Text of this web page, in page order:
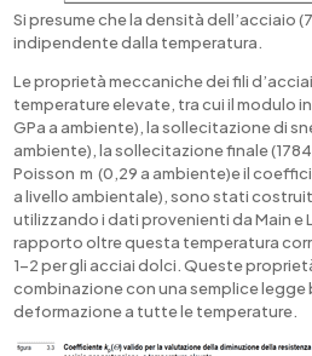
Si presume che la densità dell’acciaio
indipendente dalla temperatura.
Le proprietà meccaniche dei fili
temperature elevate, tra cui il modulo
GPa a ambiente), la sollecitazione di
ambiente), la sollecitazione finale
Poisson m (0,29 a ambiente)e il
a livello ambientale), sono stati
utilizzando i dati provenienti da Main e
rapporto oltre questa temperatura
1-2 per gli acciai dolci. Queste
combinazione con una semplice legge
deformazione a tutte le temperature.